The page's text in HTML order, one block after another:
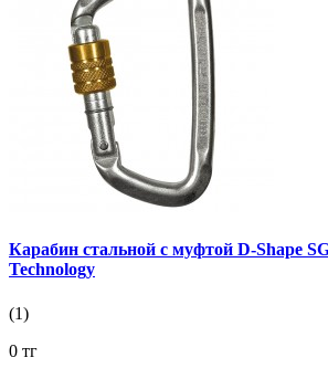
Карабин стальной с муфтой D-Shape
Technology
(1)
0 тг